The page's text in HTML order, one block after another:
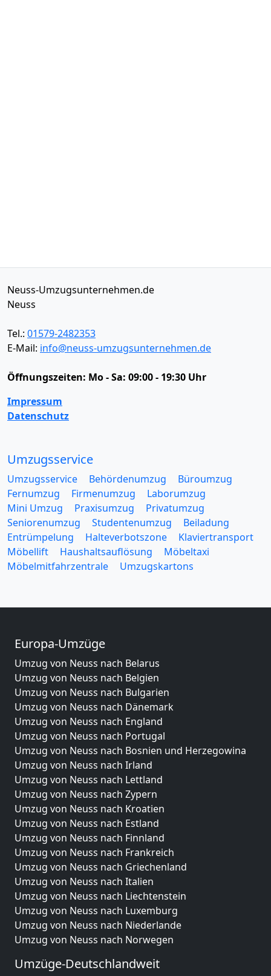
Neuss-Umzugsunternehmen.de
Neuss
Tel.: 01579-2482353
E-Mail: info@neuss-umzugsunternehmen.de
Öffnungszeiten: Mo - Sa: 09:00 - 19:30 Uhr
Impressum
Datenschutz
Umzugsservice
Umzugsservice Behördenumzug
Büroumzug
Fernumzug
Firmenumzug
Laborumzug
Mini Umzug
Praxisumzug
Privatumzug
Seniorenumzug
Studentenumzug
Beiladung
Entrümpelung
Halteverbotszone
Klaviertransport
Möbellift
Haushaltsauflösung
Möbeltaxi
Möbelmitfahrzentrale
Umzugskartons
Europa-Umzüge
Umzug von Neuss nach Belarus
Umzug von Neuss nach Belgien
Umzug von Neuss nach Bulgarien
Umzug von Neuss nach Dänemark
Umzug von Neuss nach England
Umzug von Neuss nach Portugal
Umzug von Neuss nach Bosnien und Herzegowina
Umzug von Neuss nach Irland
Umzug von Neuss nach Lettland
Umzug von Neuss nach Zypern
Umzug von Neuss nach Kroatien
Umzug von Neuss nach Estland
Umzug von Neuss nach Finnland
Umzug von Neuss nach Frankreich
Umzug von Neuss nach Griechenland
Umzug von Neuss nach Italien
Umzug von Neuss nach Liechtenstein
Umzug von Neuss nach Luxemburg
Umzug von Neuss nach Niederlande
Umzug von Neuss nach Norwegen
Umzüge-Deutschlandweit